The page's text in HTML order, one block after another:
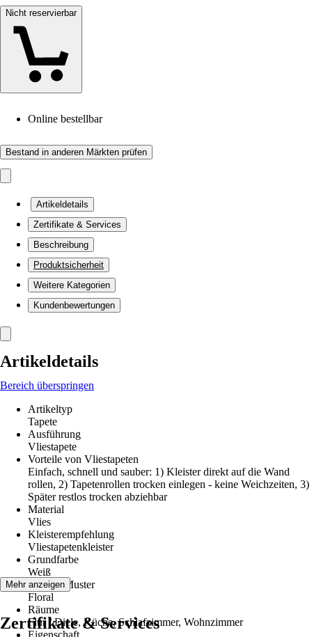
Nicht reservierbar
Online bestellbar
Bestand in anderen Märkten prüfen
Artikeldetails
Zertifikate & Services
Beschreibung
Produktsicherheit
Weitere Kategorien
Kundenbewertungen
Artikeldetails
Bereich überspringen
Artikeltyp
Tapete
Ausführung
Vliestapete
Vorteile von Vliestapeten
Einfach, schnell und sauber: 1) Kleister direkt auf die Wand
rollen, 2) Tapetenrollen trocken einlegen - keine Weichzeiten, 3)
Später restlos trocken abziehbar
Material
Vlies
Kleisterempfehlung
Vliestapetenkleister
Grundfarbe
Weiß
Dekor / Muster
Floral
Räume
Flur / Diele, Küche, Schlafzimmer, Wohnzimmer
Eigenschaft
Mehr anzeigen
Zertifikate & Services